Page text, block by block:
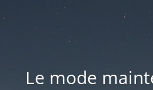
Le mode